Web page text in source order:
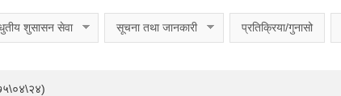
शुसासन सेवा सूचना तथा जानकारी प्रतिक्रिया/गुनासो